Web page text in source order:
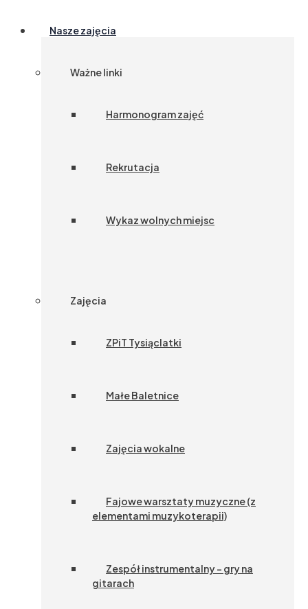
Nasze zajęcia
Ważne linki
Harmonogram zajęć
Rekrutacja
Wykaz wolnych miejsc
Zajęcia
ZPiT Tysiąclatki
Małe Baletnice
Zajęcia wokalne
Fajowe warsztaty muzyczne (z
elementami muzykoterapii)
Zespół instrumentalny – gry na
gitarach